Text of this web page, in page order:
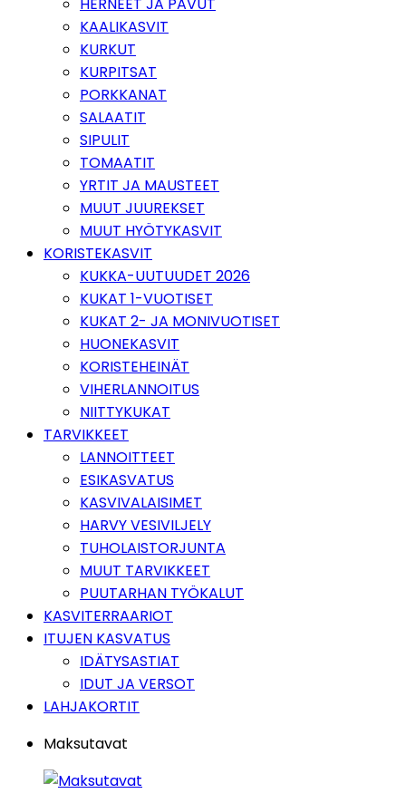
KAALIKASVIT
KURKUT
KURPITSAT
PORKKANAT
SALAATIT
SIPULIT
TOMAATIT
YRTIT JA MAUSTEET
MUUT JUUREKSET
MUUT HYÖTYKASVIT
KORISTEKASVIT
KUKKA-UUTUUDET 2026
KUKAT 1-VUOTISET
KUKAT 2- JA MONIVUOTISET
HUONEKASVIT
KORISTEHEINÄT
VIHERLANNOITUS
NIITTYKUKAT
TARVIKKEET
LANNOITTEET
ESIKASVATUS
KASVIVALAISIMET
HARVY VESIVILJELY
TUHOLAISTORJUNTA
MUUT TARVIKKEET
PUUTARHAN TYÖKALUT
KASVITERRAARIOT
ITUJEN KASVATUS
IDÄTYSASTIAT
IDUT JA VERSOT
LAHJAKORTIT
Maksutavat